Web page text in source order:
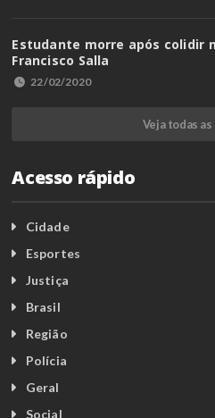
Estudante morre após colidir
Francisco Salla
22/02/2020
Veja todas
Acesso rápido
Cidade
Esportes
Justiça
Brasil
Região
Polícia
Geral
Social